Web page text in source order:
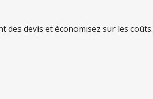
des devis et économisez sur les